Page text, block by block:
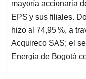
mayoría accionaria
EPS y sus filiales.
hizo al 74,95 %, a
Acquireco SAS; el
Energía de Bogotá